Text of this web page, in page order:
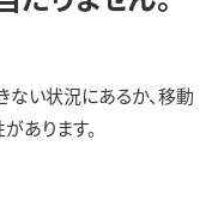
ない状況にあるか、移動
あります。